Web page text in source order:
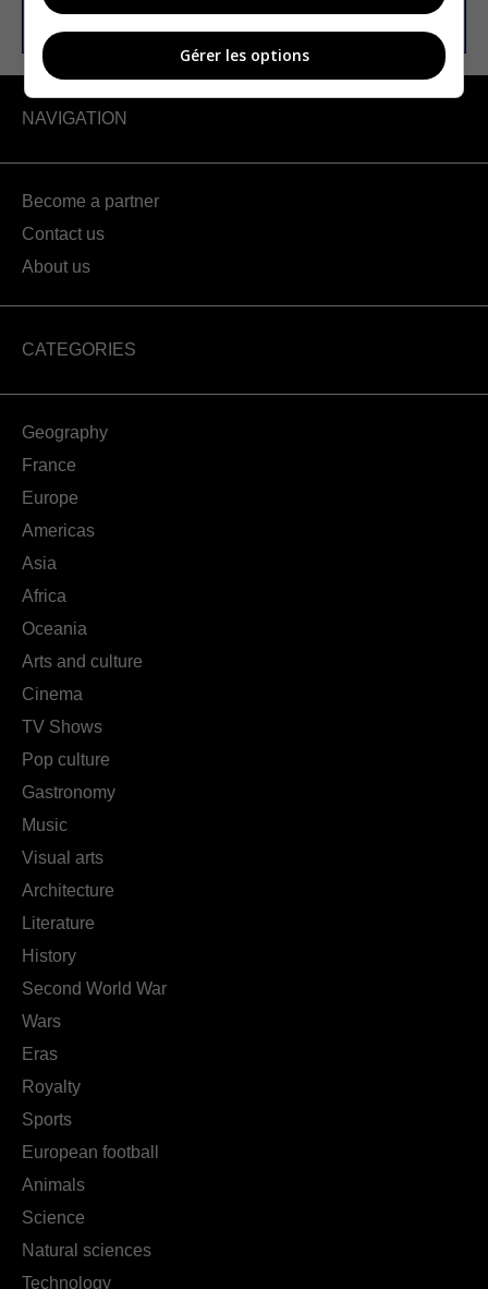
NAVIGATION
Become a partner
Contact us
About us
CATEGORIES
Geography
France
Europe
Americas
Asia
Africa
Oceania
Arts and culture
Cinema
TV Shows
Pop culture
Gastronomy
Music
Visual arts
Architecture
Literature
History
Second World War
Wars
Eras
Royalty
Sports
European football
Animals
Science
Natural sciences
Technology
Gérer les options